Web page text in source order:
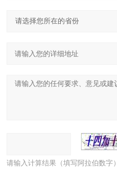
请输入计算结果（填写阿拉伯数字